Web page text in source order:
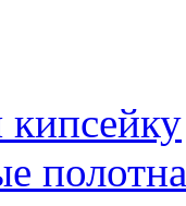
полотна